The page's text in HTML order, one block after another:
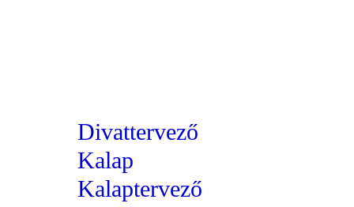
Divattervező
Kalap
Kalaptervező